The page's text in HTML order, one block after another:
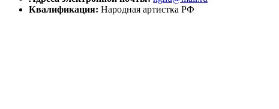
Квалификация: Народная артистка РФ